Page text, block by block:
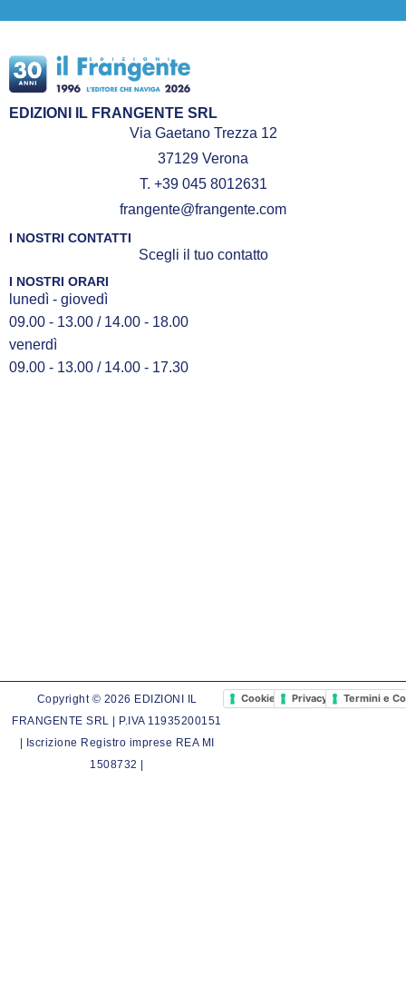
EDIZIONI IL FRANGENTE SRL
Via Gaetano Trezza 12
37129 Verona
T. +39 045 8012631
frangente@frangente.com
I NOSTRI CONTATTI
Scegli il tuo contatto
I NOSTRI ORARI
lunedì - giovedì
09.00 - 13.00 / 14.00 - 18.00
venerdì
09.00 - 13.00 / 14.00 - 17.30
Copyright © 2026 EDIZIONI IL
FRANGENTE SRL | P.IVA 11935200151
| Iscrizione Registro imprese REA MI
1508732 |
Cookie PolicyPrivacy PolicyTermini e